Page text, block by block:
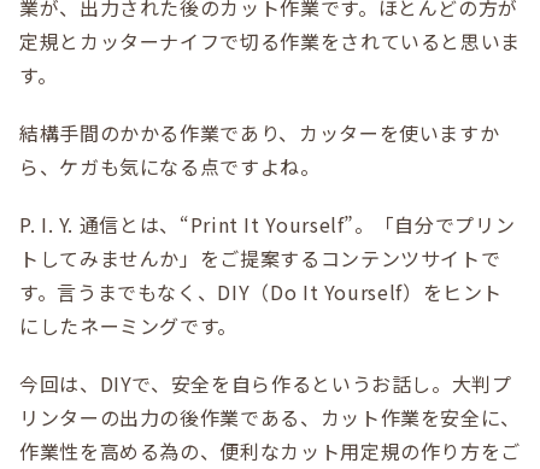
業が、出力された後のカット作業です。ほとんどの方が
定規とカッターナイフで切る作業をされていると思いま
す。
結構手間のかかる作業であり、カッターを使いますか
ら、ケガも気になる点ですよね。
P. I. Y. 通信とは、“Print It Yourself”。「自分でプリン
トしてみませんか」をご提案するコンテンツサイトで
す。言うまでもなく、DIY（Do It Yourself）をヒント
にしたネーミングです。
今回は、DIYで、安全を自ら作るというお話し。大判プ
リンターの出力の後作業である、カット作業を安全に、
作業性を高める為の、便利なカット用定規の作り方をご